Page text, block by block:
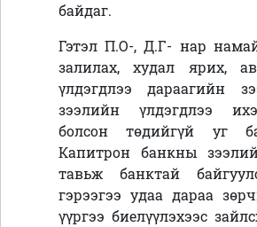
байдаг.
Гэтэл П.О-, Д.Г- нар
залилах, худал ярих,
үлдэгдлээ дараагийн
зээлийн үлдэгдлээ
болсон төдийгүй уг
Капитрон банкны
тавьж банктай
гэрээгээ удаа дараа
үүргээ биелүүлэхээс